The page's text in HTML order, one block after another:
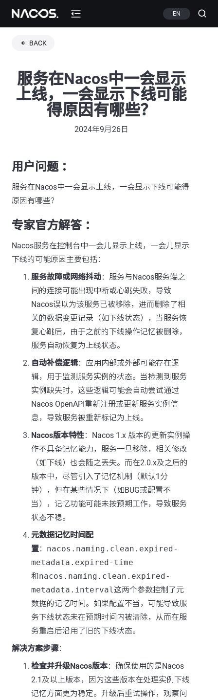
EN
BACK
服务在Nacos中一会显示
上线，一会显示下线可能
得原因有哪些？
2024年9月26日
用户问题 ：
服务在Nacos中一会显示上线，一会显示下线可能得
原因有哪些？
专家官方解答 ：
Nacos服务在控制台中一会儿显示上线，一会儿显示
下线的可能原因主要包括：
服务故障或网络抖动：服务与Nacos服务端之
间的连接可能出现中断或心跳失败，导致
Nacos误以为该服务已被移除，进而删除了相
关的数据变更记录（如下线状态），当服务恢
复心跳后，由于之前的下线操作记忆被删除，
服务自动恢复为上线状态。
自动补偿逻辑：应用内部或外部可能存在逻
辑，用于监测服务实例的状态。当检测到服务
实例缺失时，这些逻辑可能会自动尝试通过
Nacos OpenAPI重新注册或更新服务实例信
息，导致服务被重新标记为上线。
Nacos版本特性：Nacos 1.x 版本的更新实例操
作不具备记忆能力，服务一旦移除，相关修改
（如下线）也会随之丢失。而在2.0.x及之后的
版本中，尽管引入了记忆机制（默认1分
钟），但在某些情况下（如BUG或配置不
当），记忆功能可能未按预期工作，导致服务
状态不稳。
元数据记忆时间配
置： nacos.naming.clean.expired-
metadata.expired-time
和nacos.naming.clean.expired-
metadata.interval这两个参数控制了元
数据的记忆时间。如果配置不当，可能导致服
务下线状态未在预期时间内被清除，从而在服
务重启后沿用了旧的下线状态。
解决方案步骤：
检查并升级Nacos版本：确保使用的是Nacos
2.1及以上版本，因为这些版本在处理实例下线
记忆方面更为稳定。升级后重试操作，观察问